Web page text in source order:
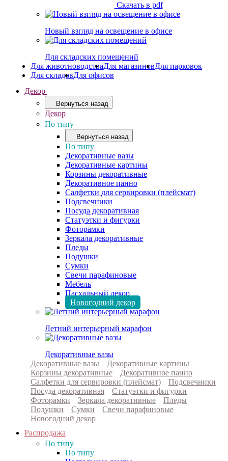
Скачать в pdf
Новый взгляд на освещение в офисе
Для складских помещений
Для животноводстваДля магазиновДля парковок
Для складовДля офисов
Декор
Вернуться назад
Декор
По типу
Вернуться назад
По типу
Декоративные вазы
Декоративные картины
Корзины декоративные
Декоративное панно
Салфетки для сервировки (плейсмат)
Подсвечники
Посуда декоративная
Статуэтки и фигурки
Фоторамки
Зеркала декоративные
Пледы
Подушки
Сумки
Свечи парафиновые
Мебель
Пасхальный декор
Новогодний декор
Летний интерьерный марафон
Декоративные вазы
Декоративные вазы
Декоративные картины
Корзины декоративные
Декоративное панно
Салфетки для сервировки (плейсмат)
Подсвечники
Посуда декоративная
Статуэтки и фигурки
Фоторамки
Зеркала декоративные
Пледы
Подушки
Сумки
Свечи парафиновые
Новогодний декор
Распродажа
По типу
По типу